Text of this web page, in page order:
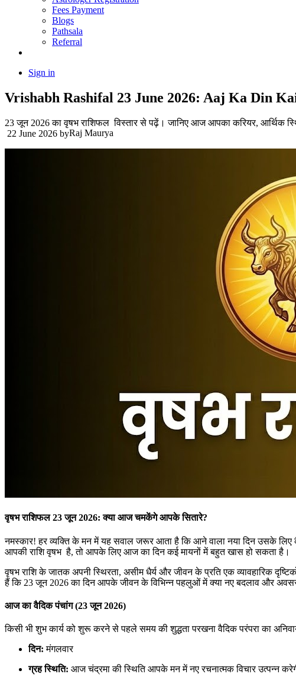
Fees Payment
Blogs
Pathsala
Referral
Sign in
Vrishabh Rashifal 23 June 2026: Aaj Ka Din
23 जून 2026 का वृषभ राशिफल विस्तार से पढ़ें। जानिए आज आपका करियर, आर्थिक
22 June 2026 byRaj Maurya
वृषभ राशिफल 23 जून 2026: क्या आज चमकेंगे आपके सितारे?
नमस्कार! हर व्यक्ति के मन में यह सवाल जरूर आता है कि आने वाला नया दिन उसके लिए
आपकी राशि वृषभ है, तो आपके लिए आज का दिन कई मायनों में बहुत खास हो सकता है।
वृषभ राशि के जातक अपनी स्थिरता, असीम धैर्य और जीवन के प्रति एक व्यावहारिक
हैं कि 23 जून 2026 का दिन आपके जीवन के विभिन्न पहलुओं में क्या नए बदलाव और
आज का वैदिक पंचांग (23 जून 2026)
किसी भी शुभ कार्य को शुरू करने से पहले समय की शुद्धता परखना वैदिक परंपरा का
दिन: मंगलवार
ग्रह स्थिति: आज चंद्रमा की स्थिति आपके मन में नए रचनात्मक विचार उत्पन्न